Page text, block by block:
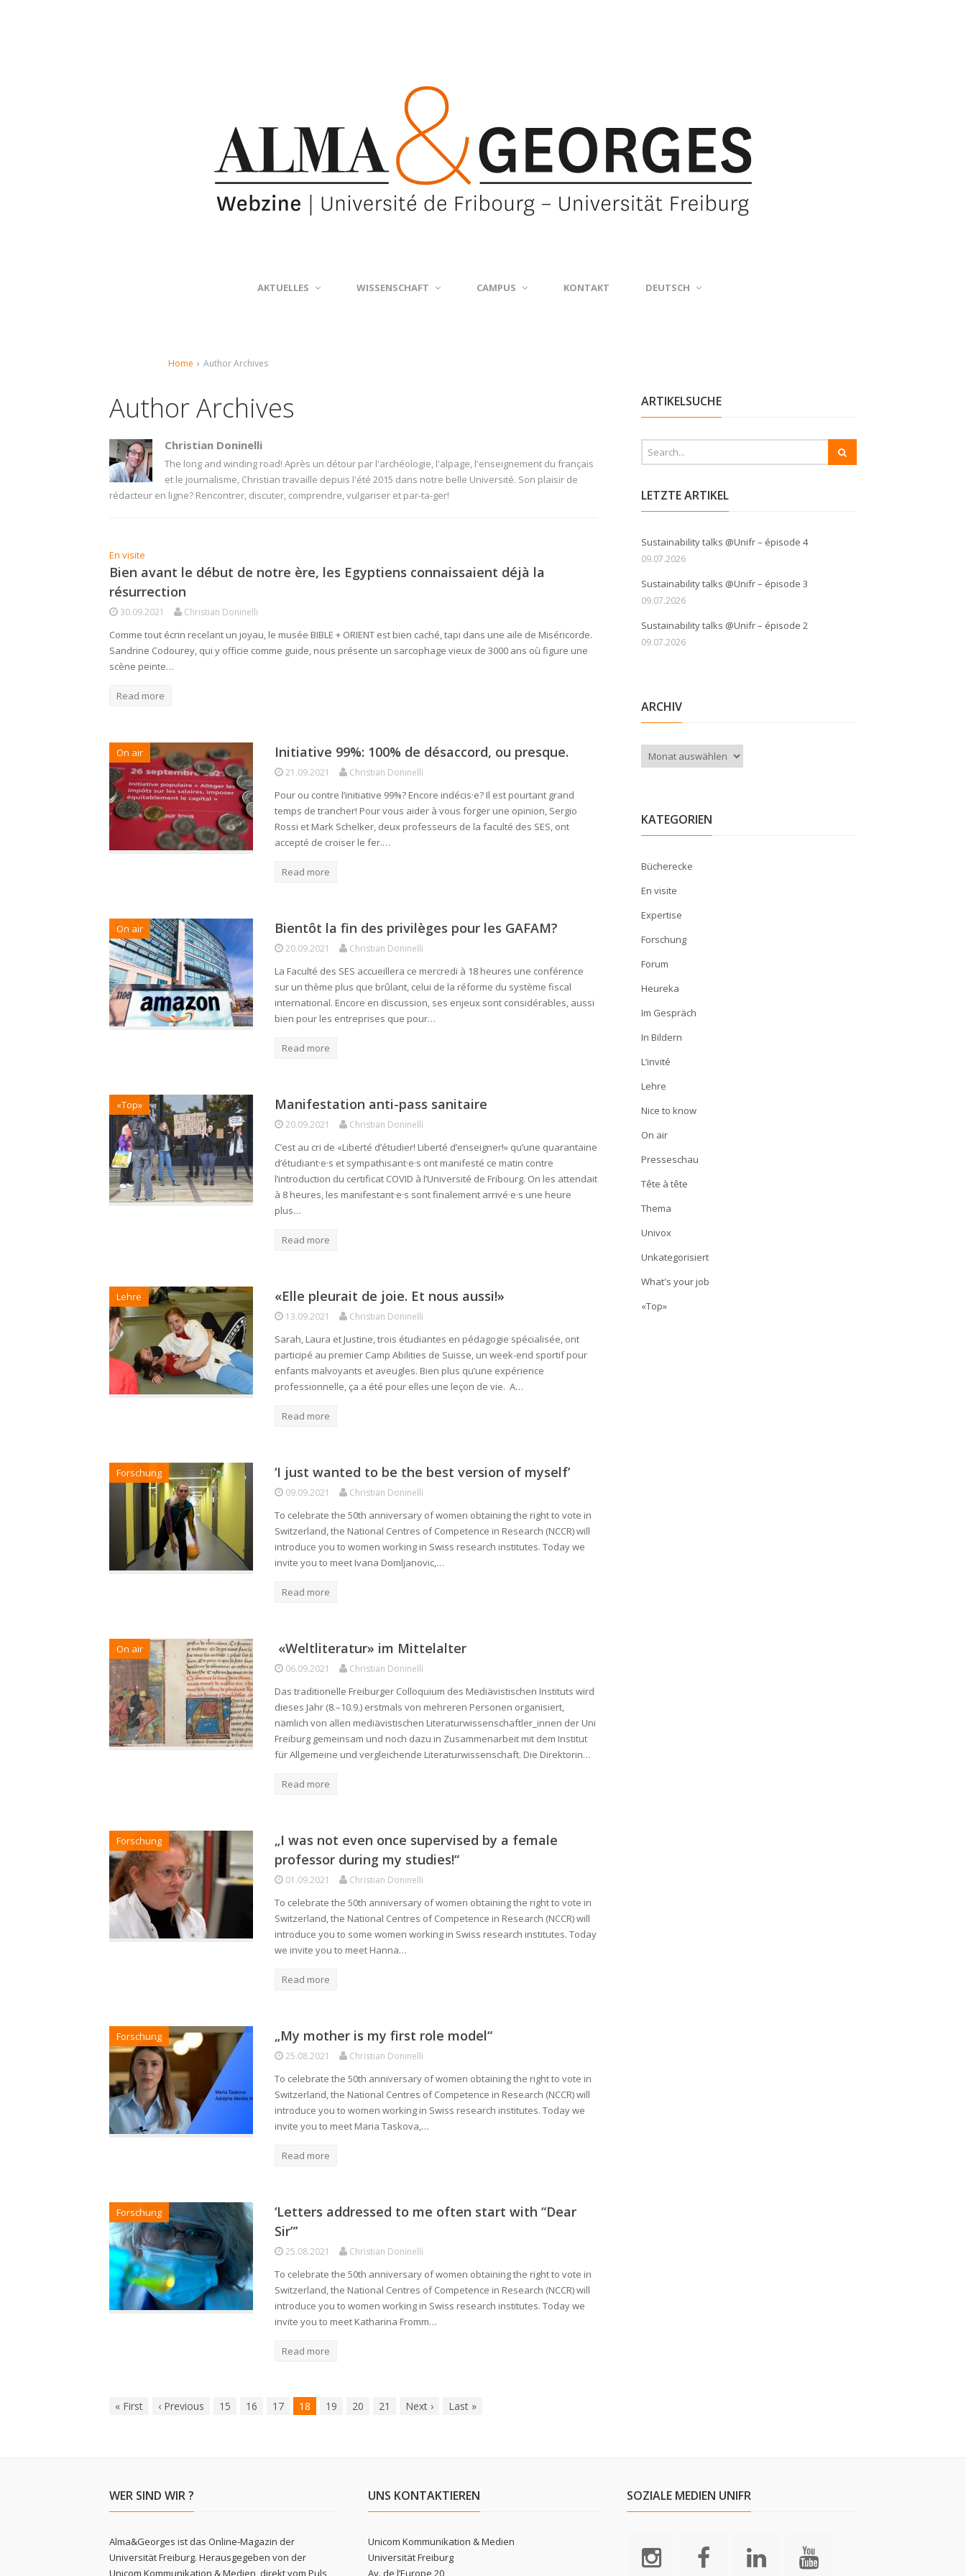
AKTUELLES WISSENSCHAFT CAMPUS KONTAKT DEUTSCH
Home › Author Archives
Author Archives
Christian Doninelli
The long and winding road! Après un détour par l'archéologie, l'alpage, l'enseignement du français
et le journalisme, Christian travaille depuis l'été 2015 dans notre belle Université. Son plaisir de
rédacteur en ligne? Rencontrer, discuter, comprendre, vulgariser et par-ta-ger!
En visite
Bien avant le début de notre ère, les Egyptiens connaissaient déjà la
résurrection
30.09.2021 Christian Doninelli
Comme tout écrin recelant un joyau, le musée BIBLE + ORIENT est bien caché, tapi dans une aile de Miséricorde.
Sandrine Codourey, qui y officie comme guide, nous présente un sarcophage vieux de 3000 ans où figure une
scène peinte…
Read more
On air Initiative 99%: 100% de désaccord, ou presque.
21.09.2021 Christian Doninelli
Pour ou contre l’initiative 99%? Encore indécis·e? Il est pourtant grand
temps de trancher! Pour vous aider à vous forger une opinion, Sergio
Rossi et Mark Schelker, deux professeurs de la faculté des SES, ont
accepté de croiser le fer.…
Read more
On air Bientôt la fin des privilèges pour les GAFAM?
20.09.2021 Christian Doninelli
La Faculté des SES accueillera ce mercredi à 18 heures une conférence
sur un thème plus que brûlant, celui de la réforme du système fiscal
international. Encore en discussion, ses enjeux sont considérables, aussi
bien pour les entreprises que pour…
Read more
«Top» Manifestation anti-pass sanitaire
20.09.2021 Christian Doninelli
C’est au cri de «Liberté d’étudier! Liberté d’enseigner!» qu’une quarantaine
d’étudiant·e·s et sympathisant·e·s ont manifesté ce matin contre
l’introduction du certificat COVID à l’Université de Fribourg. On les attendait
à 8 heures, les manifestant·e·s sont finalement arrivé·e·s une heure
plus…
Read more
Lehre «Elle pleurait de joie. Et nous aussi!»
13.09.2021 Christian Doninelli
Sarah, Laura et Justine, trois étudiantes en pédagogie spécialisée, ont
participé au premier Camp Abilities de Suisse, un week-end sportif pour
enfants malvoyants et aveugles. Bien plus qu’une expérience
professionnelle, ça a été pour elles une leçon de vie. A…
Read more
Forschung ‘I just wanted to be the best version of myself’
09.09.2021 Christian Doninelli
To celebrate the 50th anniversary of women obtaining the right to vote in
Switzerland, the National Centres of Competence in Research (NCCR) will
introduce you to women working in Swiss research institutes. Today we
invite you to meet Ivana Domljanovic,…
Read more
On air «Weltliteratur» im Mittelalter
06.09.2021 Christian Doninelli
Das traditionelle Freiburger Colloquium des Mediävistischen Instituts wird
dieses Jahr (8.–10.9.) erstmals von mehreren Personen organisiert,
nämlich von allen mediävistischen Literaturwissenschaftler_innen der Uni
Freiburg gemeinsam und noch dazu in Zusammenarbeit mit dem Institut
für Allgemeine und vergleichende Literaturwissenschaft. Die Direktorin…
Read more
Forschung
„I was not even once supervised by a female
professor during my studies!“
01.09.2021 Christian Doninelli
To celebrate the 50th anniversary of women obtaining the right to vote in
Switzerland, the National Centres of Competence in Research (NCCR) will
introduce you to some women working in Swiss research institutes. Today
we invite you to meet Hanna…
Read more
Forschung „My mother is my first role model“
25.08.2021 Christian Doninelli
To celebrate the 50th anniversary of women obtaining the right to vote in
Switzerland, the National Centres of Competence in Research (NCCR) will
introduce you to women working in Swiss research institutes. Today we
invite you to meet Maria Taskova,…
Read more
Forschung
‘Letters addressed to me often start with “Dear
Sir”’
25.08.2021 Christian Doninelli
To celebrate the 50th anniversary of women obtaining the right to vote in
Switzerland, the National Centres of Competence in Research (NCCR) will
introduce you to women working in Swiss research institutes. Today we
invite you to meet Katharina Fromm…
Read more
« First ‹ Previous 15 16 17 18 19 20 21 Next › Last »
ARTIKELSUCHE
LETZTE ARTIKEL
Sustainability talks @Unifr – épisode 4
09.07.2026
Sustainability talks @Unifr – épisode 3
09.07.2026
Sustainability talks @Unifr – épisode 2
09.07.2026
ARCHIV
Archiv
KATEGORIEN
Bücherecke
En visite
Expertise
Forschung
Forum
Heureka
Im Gespräch
In Bildern
L’invité
Lehre
Nice to know
On air
Presseschau
Tête à tête
Thema
Univox
Unkategorisiert
What's your job
«Top»
WER SIND WIR ?
Alma&Georges ist das Online-Magazin der
Universität Freiburg. Herausgegeben von der
Unicom Kommunikation & Medien, direkt vom Puls
UNS KONTAKTIEREN
Unicom Kommunikation & Medien
Universität Freiburg
Av. de l’Europe 20
SOZIALE MEDIEN UNIFR